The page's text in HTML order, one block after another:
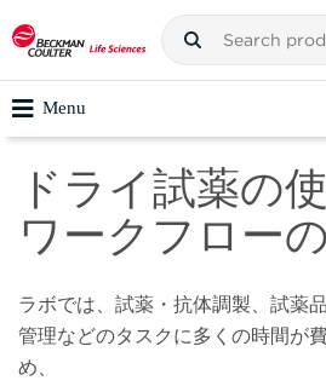
Menu
ドライ試薬の
ワークフロー
ラボでは、試薬・抗体調製、試薬
管理などのタスクに多くの時間が
め、